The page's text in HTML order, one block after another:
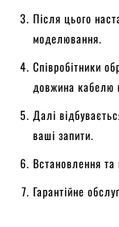
Після цього
моделювання.
Співробітники
довжина кабелю
Далі
ваші запити.
Встановлення
Гарантійне